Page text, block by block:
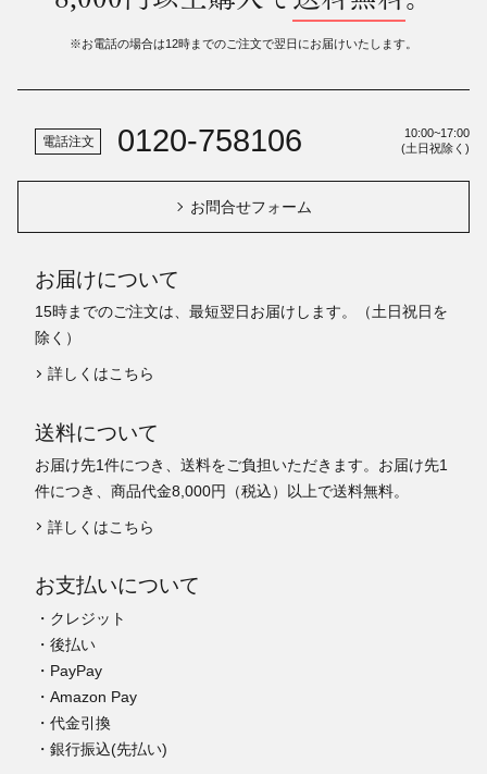
※お電話の場合は12時までのご注文で翌日にお届けいたします。
電話注文 0120-758106
10:00~17:00
(土日祝除く)
お問合せフォーム
お届けについて
15時までのご注文は、最短翌日お届けします。（土日祝日を
除く）
詳しくはこちら
送料について
お届け先1件につき、送料をご負担いただきます。お届け先1
件につき、商品代金8,000円（税込）以上で送料無料。
詳しくはこちら
お支払いについて
・クレジット
・後払い
・PayPay
・Amazon Pay
・代金引換
・銀行振込(先払い)